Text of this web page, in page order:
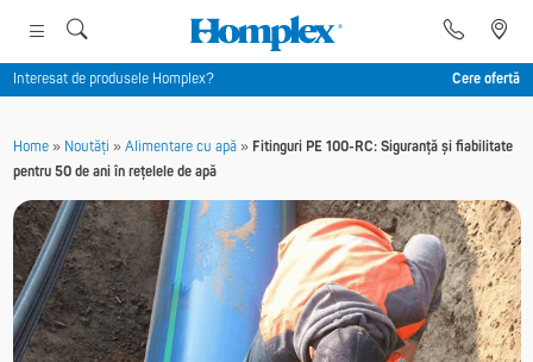
Interesat de produsele Homplex? Cere ofertă
Home» Noutăți » Alimentare cu apă» Fitinguri PE 100-RC: Siguranță și fiabilitate
pentru 50 de ani în rețelele de apă